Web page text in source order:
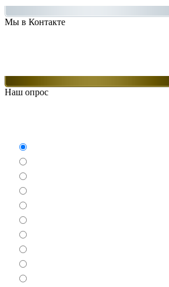
Мы в Контакте
Наш опрос